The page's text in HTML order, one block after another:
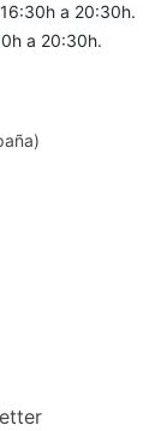
a 20:30h.
a 20:30h.